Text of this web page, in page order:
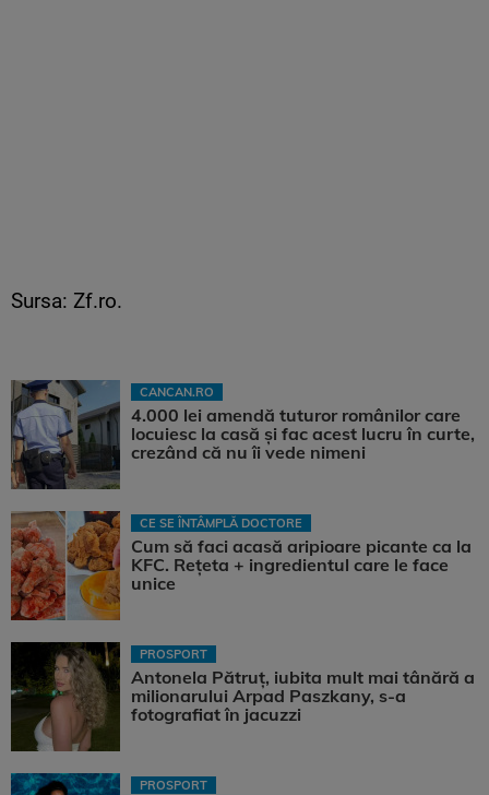
Sursa: Zf.ro.
CANCAN.RO
4.000 lei amendă tuturor românilor care
locuiesc la casă și fac acest lucru în curte,
crezând că nu îi vede nimeni
CE SE ÎNTÂMPLĂ DOCTORE
Cum să faci acasă aripioare picante ca la
KFC. Rețeta + ingredientul care le face
unice
PROSPORT
Antonela Pătruț, iubita mult mai tânără a
milionarului Arpad Paszkany, s-a
fotografiat în jacuzzi
PROSPORT